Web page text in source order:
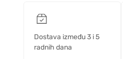
Dostava između 3 i 5
radnih dana